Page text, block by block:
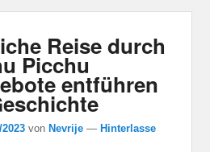
Reise durch
Picchu
entführen
2023 von Nevrije — Hinterlasse